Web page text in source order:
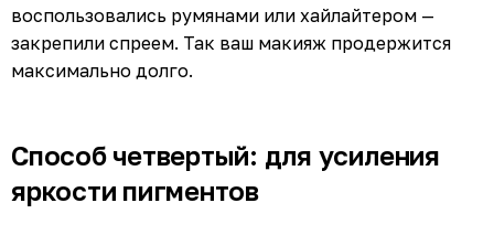
воспользовались румянами или хайлайтером —
закрепили спреем. Так ваш макияж продержится
максимально долго.
Способ четвертый: для усиления
яркости пигментов